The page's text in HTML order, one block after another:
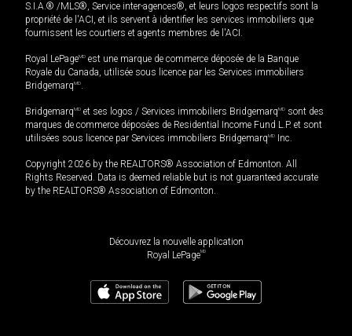
S.I.A.® /MLS®, Service inter-agences®, et leurs logos respectifs sont la
propriété de l'ACI, et ils servent à identifier les services immobiliers que
fournissent les courtiers et agents membres de l'ACI.
Royal LePageMD est une marque de commerce déposée de la Banque
Royale du Canada, utilisée sous licence par les Services immobiliers
BridgemarqMD.
BridgemarqMD et ses logos / Services immobiliers BridgemarqMD sont des
marques de commerce déposées de Residential Income Fund L.P. et sont
utilisées sous licence par Services immobiliers BridgemarqMD Inc.
Copyright 2026 by the REALTORS® Association of Edmonton. All
Rights Reserved. Data is deemed reliable but is not guaranteed accurate
by the REALTORS® Association of Edmonton.
Découvrez la nouvelle application
Royal LePageMD